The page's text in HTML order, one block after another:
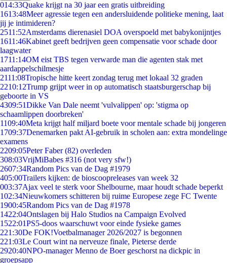
014:33Quake krijgt na 30 jaar een gratis uitbreiding
1613:48Meer agressie tegen een andersluidende politieke mening, laat
jij je intimideren?
2511:52Amsterdams dierenasiel DOA overspoeld met babykonijntjes
1611:46Kabinet geeft bedrijven geen compensatie voor schade door
laagwater
1711:14OM eist TBS tegen verwarde man die agenten stak met
aardappelschilmesje
2111:08Tropische hitte keert zondag terug met lokaal 32 graden
2210:12Trump grijpt weer in op automatisch staatsburgerschap bij
geboorte in VS
4309:51Dikke Van Dale neemt 'vulvalippen' op: 'stigma op
schaamlippen doorbreken'
1109:40Meta krijgt half miljard boete voor mentale schade bij jongeren
1709:37Denemarken pakt AI-gebruik in scholen aan: extra mondelinge
examens
2209:05Peter Faber (82) overleden
308:03VrijMiBabes #316 (not very sfw!)
2607:34Random Pics van de Dag #1979
405:00Trailers kijken: de bioscoopreleases van week 32
003:37Ajax veel te sterk voor Shelbourne, maar houdt schade beperkt
102:34Nieuwkomers schitteren bij ruime Europese zege FC Twente
1900:45Random Pics van de Dag #1978
1422:04Ontslagen bij Halo Studios na Campaign Evolved
1522:01PS5-doos waarschuwt voor einde fysieke games
221:30De FOK!Voetbalmanager 2026/2027 is begonnen
221:03Le Court wint na nerveuze finale, Pieterse derde
2920:40NPO-manager Menno de Boer geschorst na dickpic in
groepsapp